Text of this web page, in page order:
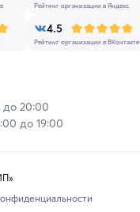
Рейтинг организации в Яндекс
4.5
Рейтинг организации в ВКонтакте
до 20:00
до 19:00